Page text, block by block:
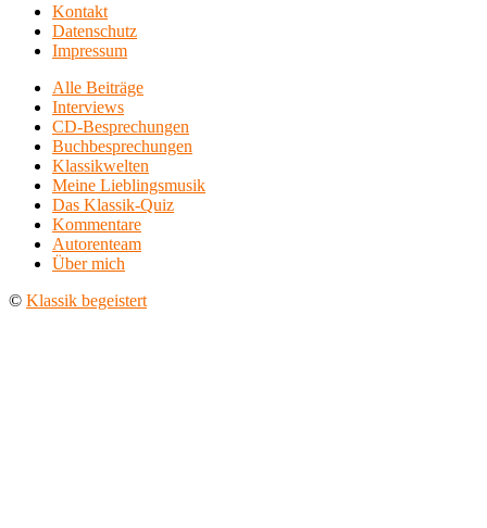
Kontakt
Datenschutz
Impressum
Alle Beiträge
Interviews
CD-Besprechungen
Buchbesprechungen
Klassikwelten
Meine Lieblingsmusik
Das Klassik-Quiz
Kommentare
Autorenteam
Über mich
© Klassik begeistert